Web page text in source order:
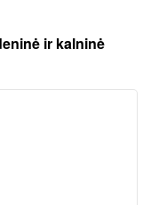
ir kalninė